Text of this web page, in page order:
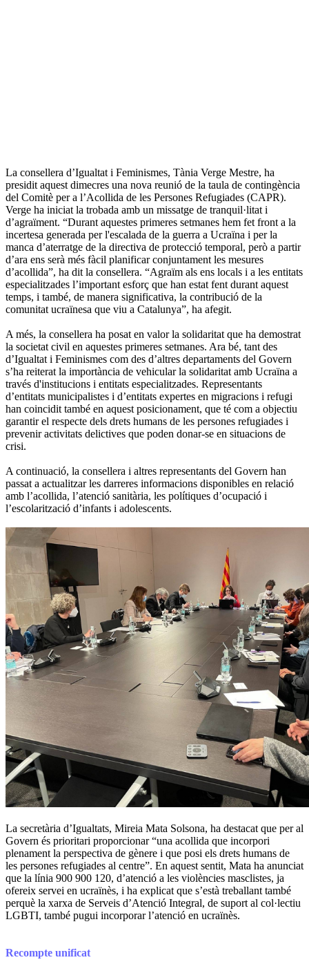
La consellera d’Igualtat i Feminismes, Tània Verge Mestre, ha
presidit aquest dimecres una nova reunió de la taula de contingència
del Comitè per a l’Acollida de les Persones Refugiades (CAPR).
Verge ha iniciat la trobada amb un missatge de tranquil·litat i
d’agraïment. “Durant aquestes primeres setmanes hem fet front a la
incertesa generada per l'escalada de la guerra a Ucraïna i per la
manca d’aterratge de la directiva de protecció temporal, però a partir
d’ara ens serà més fàcil planificar conjuntament les mesures
d’acollida”, ha dit la consellera. “Agraïm als ens locals i a les entitats
especialitzades l’important esforç que han estat fent durant aquest
temps, i també, de manera significativa, la contribució de la
comunitat ucraïnesa que viu a Catalunya”, ha afegit.
A més, la consellera ha posat en valor la solidaritat que ha demostrat
la societat civil en aquestes primeres setmanes. Ara bé, tant des
d’Igualtat i Feminismes com des d’altres departaments del Govern
s’ha reiterat la importància de vehicular la solidaritat amb Ucraïna a
través d'institucions i entitats especialitzades. Representants
d’entitats municipalistes i d’entitats expertes en migracions i refugi
han coincidit també en aquest posicionament, que té com a objectiu
garantir el respecte dels drets humans de les persones refugiades i
prevenir activitats delictives que poden donar-se en situacions de
crisi.
A continuació, la consellera i altres representants del Govern han
passat a actualitzar les darreres informacions disponibles en relació
amb l’acollida, l’atenció sanitària, les polítiques d’ocupació i
l’escolarització d’infants i adolescents.
La secretària d’Igualtats, Mireia Mata Solsona, ha destacat que per al
Govern és prioritari proporcionar “una acollida que incorpori
plenament la perspectiva de gènere i que posi els drets humans de
les persones refugiades al centre”. En aquest sentit, Mata ha anunciat
que la línia 900 900 120, d’atenció a les violències masclistes, ja
ofereix servei en ucraïnès, i ha explicat que s’està treballant també
perquè la xarxa de Serveis d’Atenció Integral, de suport al col·lectiu
LGBTI, també pugui incorporar l’atenció en ucraïnès.
Recompte unificat